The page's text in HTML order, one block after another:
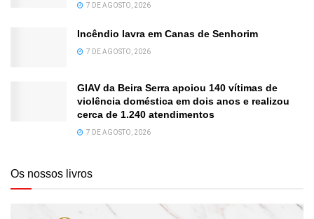
7 DE AGOSTO, 2026
Incêndio lavra em Canas de Senhorim
7 DE AGOSTO, 2026
GIAV da Beira Serra apoiou 140 vítimas de
violência doméstica em dois anos e realizou
cerca de 1.240 atendimentos
7 DE AGOSTO, 2026
Os nossos livros